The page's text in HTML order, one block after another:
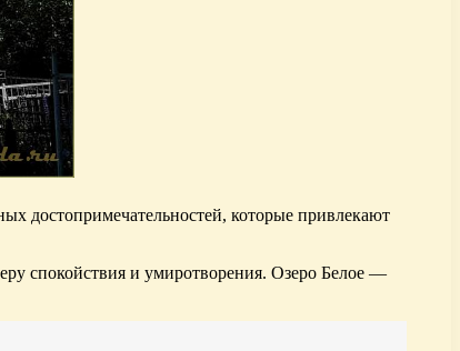
достопримечательностей, которые привлекают
спокойствия и умиротворения. Озеро Белое —